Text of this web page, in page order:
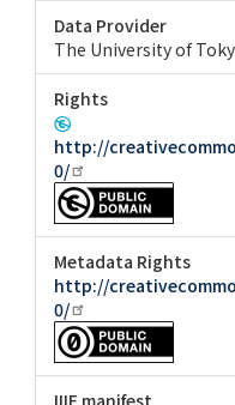
Data Provider
The University of
Rights
http://
0/
Metadata Rights
http://
0/
IIIF manifest